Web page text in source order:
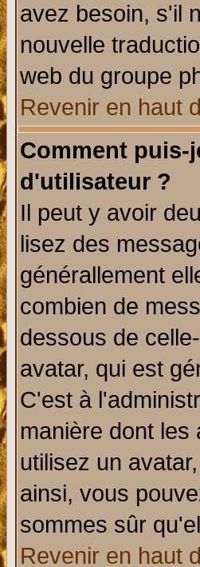
avez besoin, s'il
nouvelle
web du groupe
Revenir en haut
Comment puis-
d'utilisateur ?
Il peut y avoir
lisez des
générallement
combien de
dessous de
avatar, qui est
C'est à
manière dont
utilisez un
ainsi, vous
sommes sûr
Revenir en haut